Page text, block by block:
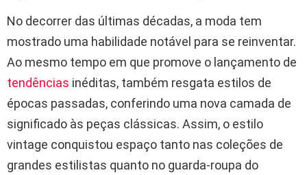
No decorrer das últimas décadas, a moda tem
mostrado uma habilidade notável para se reinventar.
Ao mesmo tempo em que promove o lançamento de
tendências inéditas, também resgata estilos de
épocas passadas, conferindo uma nova camada de
significado às peças clássicas. Assim, o estilo
vintage conquistou espaço tanto nas coleções de
grandes estilistas quanto no guarda-roupa do